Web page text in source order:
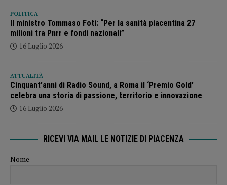
POLITICA
Il ministro Tommaso Foti: “Per la sanità piacentina 27
milioni tra Pnrr e fondi nazionali”
16 Luglio 2026
ATTUALITÀ
Cinquant’anni di Radio Sound, a Roma il ‘Premio Gold’
celebra una storia di passione, territorio e innovazione
16 Luglio 2026
RICEVI VIA MAIL LE NOTIZIE DI PIACENZA
Nome